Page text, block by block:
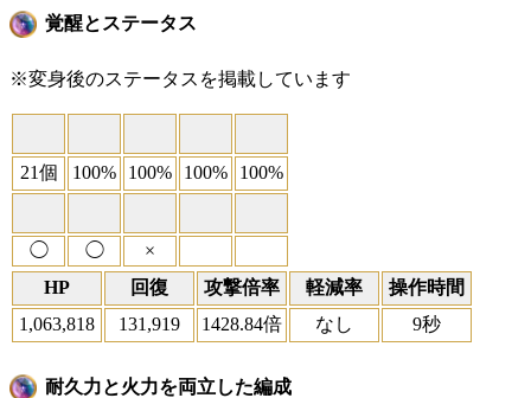
覚醒とステータス
※変身後のステータスを掲載しています
21個 100% 100% 100% 100%
◯ ◯
×
HP
回復 攻撃倍率 軽減率
操作時間
1,063,818
131,919 1428.84倍 なし 9秒
耐久力と火力を両立した編成